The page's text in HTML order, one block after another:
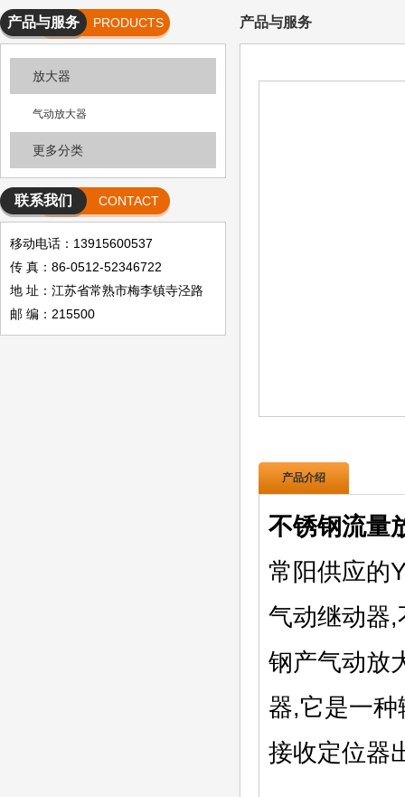
产品与服务
PRODUCTS
放大器
气动放大器
更多分类
联系我们 CONTACT
移动电话：13915600537
传 真：86-0512-52346722
地 址：江苏省常熟市梅李镇寺泾路
邮 编：215500
产品与服务
产品介绍
不锈钢流量
常阳供应的
气动继动器
钢产气动放
器,它是一
接收定位器